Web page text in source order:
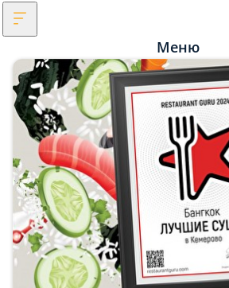
Меню